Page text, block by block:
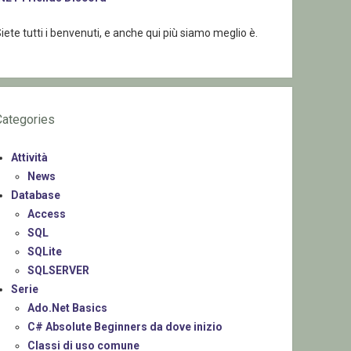
tutti i benvenuti, e anche qui più siamo meglio è.
Attività
News
Database
Access
SQL
SQLite
SQLSERVER
Serie
Ado.Net Basics
C# Absolute Beginners da dove inizio
Classi di uso comune